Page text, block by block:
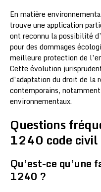
En matière
trouve une application
ont reconnu la possibilité
pour des dommages
meilleure protection de
Cette évolution
d’adaptation du droit de la
contemporains,
environnementaux.
Questions
1240 code civil
Qu’est-ce qu’une
1240 ?